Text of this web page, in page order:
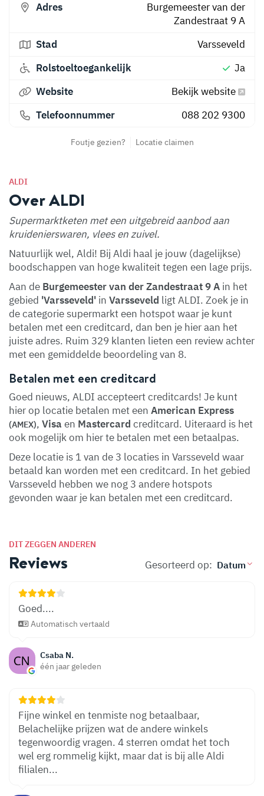
ALDI
Over ALDI
Supermarktketen met een uitgebreid aanbod aan
kruidenierswaren, vlees en zuivel.
Natuurlijk wel, Aldi! Bij Aldi haal je jouw (dagelijkse)
boodschappen van hoge kwaliteit tegen een lage prijs.
Aan de Burgemeester van der Zandestraat 9 A in het
gebied 'Varsseveld' in Varsseveld ligt ALDI. Zoek je in
de categorie supermarkt een hotspot waar je kunt
betalen met een creditcard, dan ben je hier aan het
juiste adres. Ruim 329 klanten lieten een review achter
met een gemiddelde beoordeling van 8.
Betalen met een creditcard
Goed nieuws, ALDI accepteert creditcards! Je kunt
hier op locatie betalen met een American Express
(AMEX), Visa en Mastercard creditcard. Uiteraard is het
ook mogelijk om hier te betalen met een betaalpas.
Deze locatie is 1 van de 3 locaties in Varsseveld waar
betaald kan worden met een creditcard. In het gebied
Varsseveld hebben we nog 3 andere hotspots
gevonden waar je kan betalen met een creditcard.
Adres
Burgemeester van der
Zandestraat 9 A
Stad
Varsseveld
Rolstoeltoegankelijk
Ja
Website
Bekijk website
Telefoonnummer
088 202 9300
Foutje gezien? Locatie claimen
DIT ZEGGEN ANDEREN
Reviews Gesorteerd op:
Csaba N.
één jaar geleden
Goed....
Automatisch vertaald
Fijne winkel en tenmiste nog betaalbaar,
Belachelijke prijzen wat de andere winkels
tegenwoordig vragen. 4 sterren omdat het toch
wel erg rommelig kijkt, maar dat is bij alle Aldi
filialen...